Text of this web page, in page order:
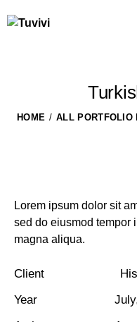
HOME ALL PORTFOLIO
Lorem ipsum dolor sit
sed do eiusmod tempor
magna aliqua.
Client
Year